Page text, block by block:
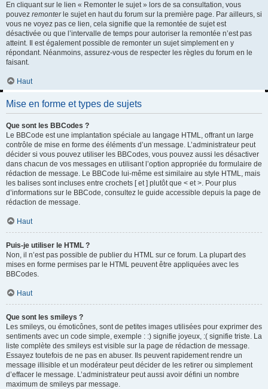
En cliquant sur le lien « Remonter le sujet » lors de sa consultation, vous
pouvez remonterle sujet en haut du forum sur la première page. Par ailleurs, si
vous ne voyez pas ce lien, cela signifie que la remontée de sujet est
désactivée ou que l’intervalle de temps pour autoriser la remontée n’est pas
atteint. Il est également possible de remonter un sujet simplement en y
répondant. Néanmoins, assurez-vous de respecter les règles du forum en le
faisant.
Haut
Mise en forme et types de sujets
Que sont les BBCodes ?
Le BBCode est une implantation spéciale au langage HTML, offrant un large
contrôle de mise en forme des éléments d’un message. L’administrateur peut
décider si vous pouvez utiliser les BBCodes, vous pouvez aussi les désactiver
dans chacun de vos messages en utilisant l’option appropriée du formulaire de
rédaction de message. Le BBCode lui-même est similaire au style HTML, mais
les balises sont incluses entre crochets [ et ] plutôt que < et >. Pour plus
d’informations sur le BBCode, consultez le guide accessible depuis la page de
rédaction de message.
Haut
Puis-je utiliser le HTML ?
Non, il n’est pas possible de publier du HTML sur ce forum. La plupart des
mises en forme permises par le HTML peuvent être appliquées avec les
BBCodes.
Haut
Que sont les smileys ?
Les smileys, ou émoticônes, sont de petites images utilisées pour exprimer des
sentiments avec un code simple, exemple : :) signifie joyeux, :( signifie triste. La
liste complète des smileys est visible sur la page de rédaction de message.
Essayez toutefois de ne pas en abuser. Ils peuvent rapidement rendre un
message illisible et un modérateur peut décider de les retirer ou simplement
d’effacer le message. L’administrateur peut aussi avoir défini un nombre
maximum de smileys par message.